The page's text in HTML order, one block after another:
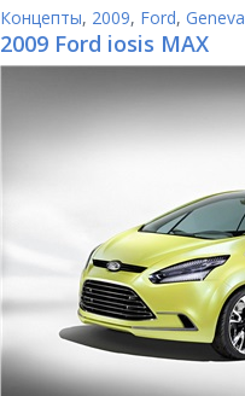
Концепты, 2009, Ford,
2009 Ford iosis MAX